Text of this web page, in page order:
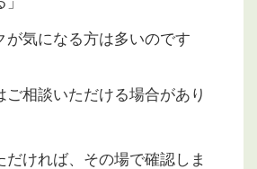
が気になる方は多いのです
ご相談いただける場合があり
だければ、その場で確認しま